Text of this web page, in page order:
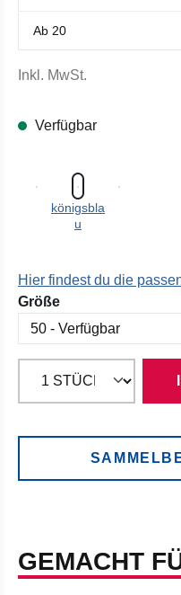
Ab 20
Inkl. MwSt.
Verfügbar
königsbla
u
Hier findest du die
Größeauswählen
GEMACHT